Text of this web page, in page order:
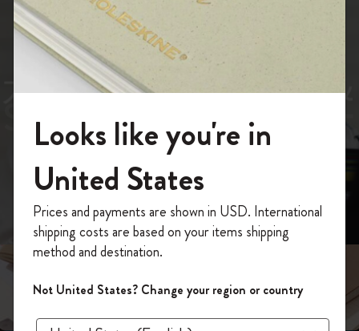
あるページから始まる物語
Reframe
Sunglasses（リフレー
ム サングラス）
スライド表示1
スライド表示2
スライド表示3
スライド表示4
モレスキンの世界へようこそ
「WELCOME10」を入力すると、初回注
文が10%オフ＋送料無料になります。セ
ール・アウトレット品は適用外。
Moleskineアカウントを作成して限定オフ
ァーや会員特典、さらに多くのインスピ
レーションを手に入れましょう。
Looks like you're in
United States
Prices and payments are shown in USD. International
shipping costs are based on your items shipping
method and destination.
Not United States? Change your region or country